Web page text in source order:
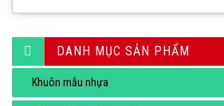
DANH MỤC SẢN PHẨM
Khuôn mẫu nhựa